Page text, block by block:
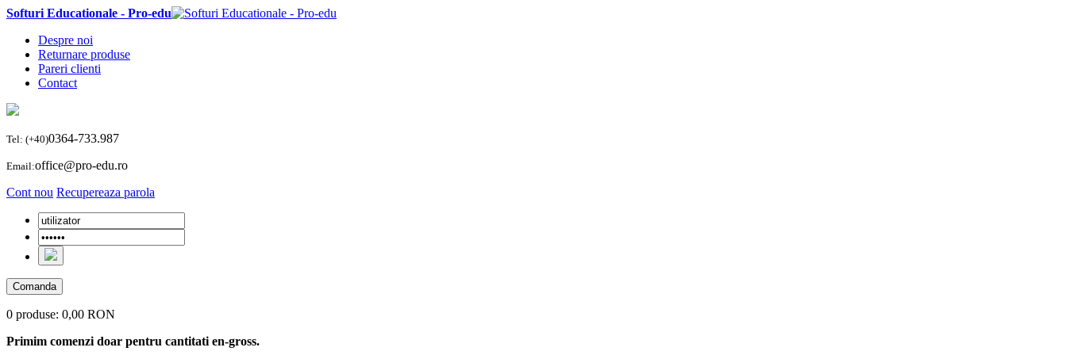
Softuri Educationale - Pro-edu
Despre noi
Returnare produse
Pareri clienti
Contact
Tel: (+40)0364-733.987
Email:office@pro-edu.ro
Cont nou Recupereaza parola
Comanda
0 produse: 0,00 RON
Primim comenzi doar pentru cantitati en-gross.